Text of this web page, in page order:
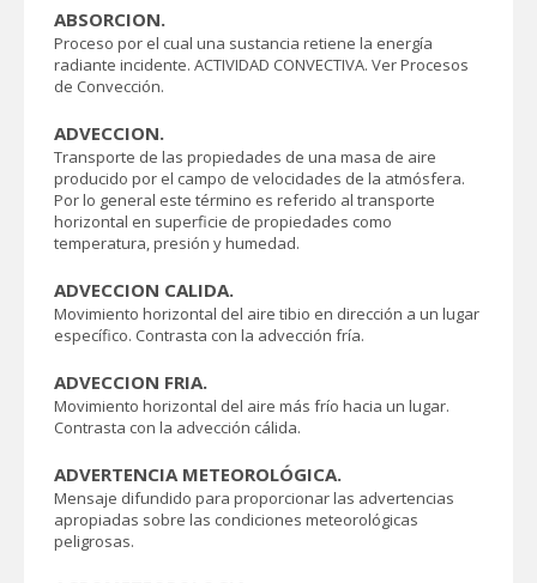
ABSORCION.
Proceso por el cual una sustancia retiene la energía
radiante incidente. ACTIVIDAD CONVECTIVA. Ver Procesos
de Convección.
ADVECCION.
Transporte de las propiedades de una masa de aire
producido por el campo de velocidades de la atmósfera.
Por lo general este término es referido al transporte
horizontal en superficie de propiedades como
temperatura, presión y humedad.
ADVECCION CALIDA.
Movimiento horizontal del aire tibio en dirección a un lugar
específico. Contrasta con la advección fría.
ADVECCION FRIA.
Movimiento horizontal del aire más frío hacia un lugar.
Contrasta con la advección cálida.
ADVERTENCIA METEOROLÓGICA.
Mensaje difundido para proporcionar las advertencias
apropiadas sobre las condiciones meteorológicas
peligrosas.